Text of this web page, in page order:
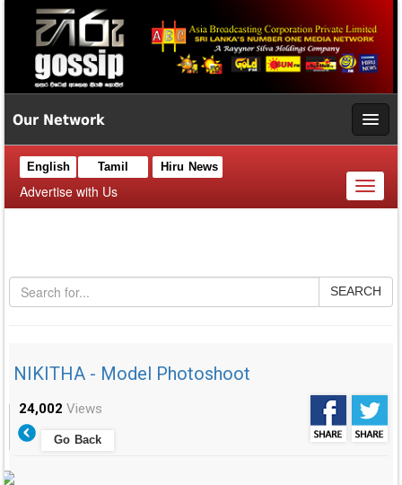
Our Network
English Tamil Hiru News
Advertise with Us
Toggle
SEARCH
NIKITHA - Model Photoshoot
24,002 Views
Go Back